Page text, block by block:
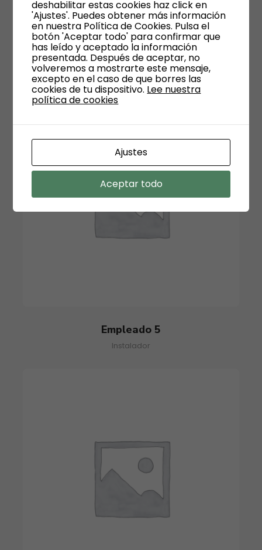
Empleado 4
Instalador
Empleado 5
Instalador
deshabilitar estas cookies haz click en
'Ajustes'. Puedes obtener más información
en nuestra Política de Cookies. Pulsa el
botón 'Aceptar todo' para confirmar que
has leído y aceptado la información
presentada. Después de aceptar, no
volveremos a mostrarte este mensaje,
excepto en el caso de que borres las
cookies de tu dispositivo. Lee nuestra
política de cookies
Ajustes
Aceptar todo